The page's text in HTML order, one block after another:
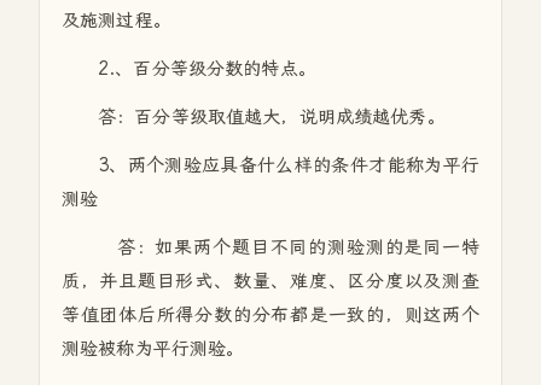
及施测过程。
2.、百分等级分数的特点。
答：百分等级取值越大，说明成绩越优秀。
3、两个测验应具备什么样的条件才能称为平行
测验
答：如果两个题目不同的测验测的是同一特
质，并且题目形式、数量、难度、区分度以及测查
等值团体后所得分数的分布都是一致的，则这两个
测验被称为平行测验。